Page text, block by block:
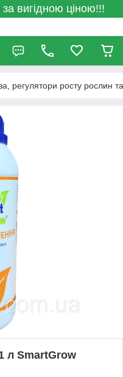
за вигідною ціною!!!
регулятори росту рослин
л SmartGrow